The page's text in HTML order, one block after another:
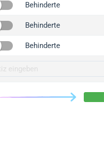
iplogger.co
2no.co
yip.su
iplogger.info
Behinderte
Behinderte
Behinderte